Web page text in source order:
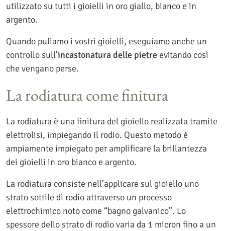
utilizzato su tutti i gioielli in oro giallo, bianco e in
argento.
Quando puliamo i vostri gioielli, eseguiamo anche un
controllo sull’incastonatura delle pietre evitando così
che vengano perse.
La rodiatura come finitura
La rodiatura è una finitura del gioiello realizzata tramite
elettrolisi, impiegando il rodio. Questo metodo è
ampiamente impiegato per amplificare la brillantezza
dei gioielli in oro bianco e argento.
La rodiatura consiste nell’applicare sul gioiello uno
strato sottile di rodio attraverso un processo
elettrochimico noto come “bagno galvanico”. Lo
spessore dello strato di rodio varia da 1 micron fino a un